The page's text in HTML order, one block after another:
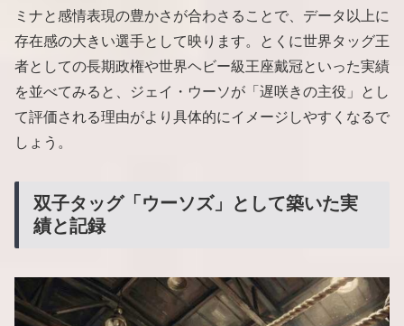
ミナと感情表現の豊かさが合わさることで、データ以上に
存在感の大きい選手として映ります。とくに世界タッグ王
者としての長期政権や世界ヘビー級王座戴冠といった実績
を並べてみると、ジェイ・ウーソが「遅咲きの主役」とし
て評価される理由がより具体的にイメージしやすくなるで
しょう。
双子タッグ「ウーソズ」として築いた実
績と記録